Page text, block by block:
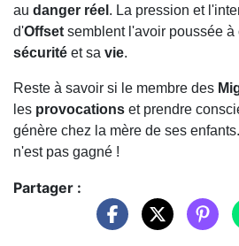
au danger réel . La pression et
d'Offset semblent l'avoir poussée à
sécurité et sa vie.
Reste à savoir si le membre des
les provocations et prendre
génère chez la mère de ses
n'est pas gagné !
Partager :